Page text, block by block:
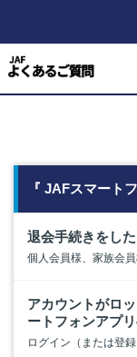
『 JAFスマート
退会手続きをした
個人会員様、家族会員
アカウントがロ
ートフォンアプ
ログイン（または登録